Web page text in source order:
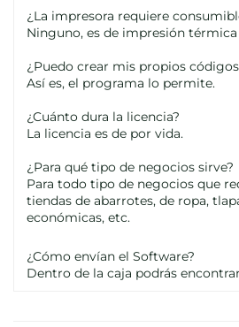
¿La impresora requiere
Ninguno, es de impresión
¿Puedo crear mis propios
Así es, el programa lo permite.
¿Cuánto dura la licencia?
La licencia es de por vida.
¿Para qué tipo de negocios sirve?
Para todo tipo de negocios que
tiendas de abarrotes, de ropa,
económicas, etc.
¿Cómo envían el Software?
Dentro de la caja podrás